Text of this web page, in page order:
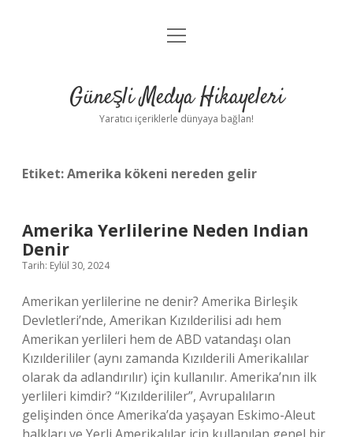
Anasayfa
Yasal Uyarı
menüyü
Güneşli Medya Hikayeleri
Yaratıcı içeriklerle dünyaya bağlan!
Etiket:Amerika kökeni nereden gelir
Amerika Yerlilerine Neden Indian
Denir
Tarih: Eylül 30, 2024
Amerikan yerlilerine ne denir? Amerika Birleşik
Devletleri’nde, Amerikan Kızılderilisi adı hem
Amerikan yerlileri hem de ABD vatandaşı olan
Kızılderililer (aynı zamanda Kızılderili Amerikalılar
olarak da adlandırılır) için kullanılır. Amerika’nın ilk
yerlileri kimdir? “Kızılderililer”, Avrupalıların
gelişinden önce Amerika’da yaşayan Eskimo-Aleut